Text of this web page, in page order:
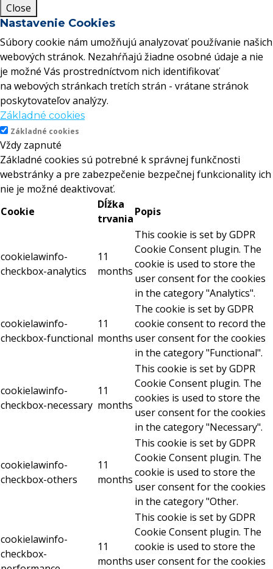
Close
Nastavenie Cookies
Súbory cookie nám umožňujú analyzovať používanie našich
webových stránok. Nezahŕňajú žiadne osobné údaje a nie
je možné Vás prostredníctvom nich identifikovať
na webových stránkach tretích strán - vrátane stránok
poskytovateľov analýzy.
Základné cookies
Základné cookies
Vždy zapnuté
Základné cookies sú potrebné k správnej funkčnosti
webstránky a pre zabezpečenie bezpečnej funkcionality ich
nie je možné deaktivovať.
Cookie
Dĺžka
trvania
Popis
cookielawinfo-
checkbox-analytics
11
months
This cookie is set by GDPR
Cookie Consent plugin. The
cookie is used to store the
user consent for the cookies
in the category "Analytics".
cookielawinfo-
checkbox-functional
11
months
The cookie is set by GDPR
cookie consent to record the
user consent for the cookies
in the category "Functional".
cookielawinfo-
checkbox-necessary
11
months
This cookie is set by GDPR
Cookie Consent plugin. The
cookies is used to store the
user consent for the cookies
in the category "Necessary".
cookielawinfo-
checkbox-others
11
months
This cookie is set by GDPR
Cookie Consent plugin. The
cookie is used to store the
user consent for the cookies
in the category "Other.
cookielawinfo-
checkbox-
11
months
This cookie is set by GDPR
Cookie Consent plugin. The
cookie is used to store the
user consent for the cookies